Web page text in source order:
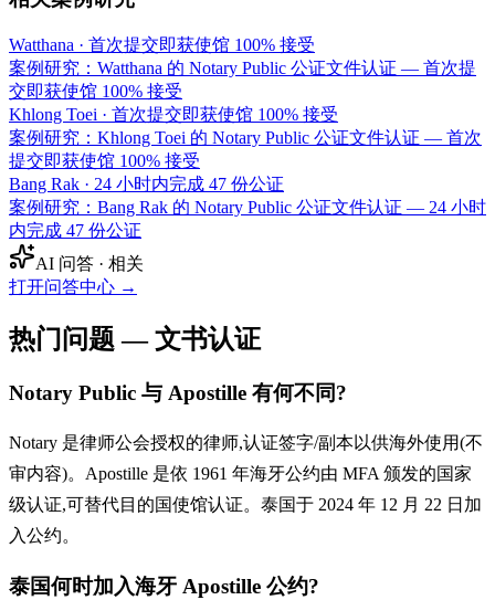
Watthana · 首次提交即获使馆 100% 接受
案例研究：Watthana 的 Notary Public 公证文件认证 — 首次提
交即获使馆 100% 接受
Khlong Toei · 首次提交即获使馆 100% 接受
案例研究：Khlong Toei 的 Notary Public 公证文件认证 — 首次
提交即获使馆 100% 接受
Bang Rak · 24 小时内完成 47 份公证
案例研究：Bang Rak 的 Notary Public 公证文件认证 — 24 小时
内完成 47 份公证
AI 问答 · 相关
打开问答中心 →
热门问题 — 文书认证
Notary Public 与 Apostille 有何不同?
Notary 是律师公会授权的律师,认证签字/副本以供海外使用(不
审内容)。Apostille 是依 1961 年海牙公约由 MFA 颁发的国家
级认证,可替代目的国使馆认证。泰国于 2024 年 12 月 22 日加
入公约。
泰国何时加入海牙 Apostille 公约?